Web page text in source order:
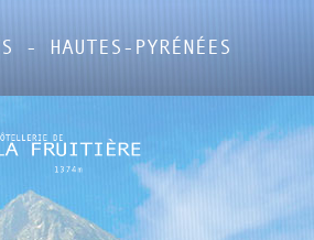
- HAUTES-PYRÉNÉES